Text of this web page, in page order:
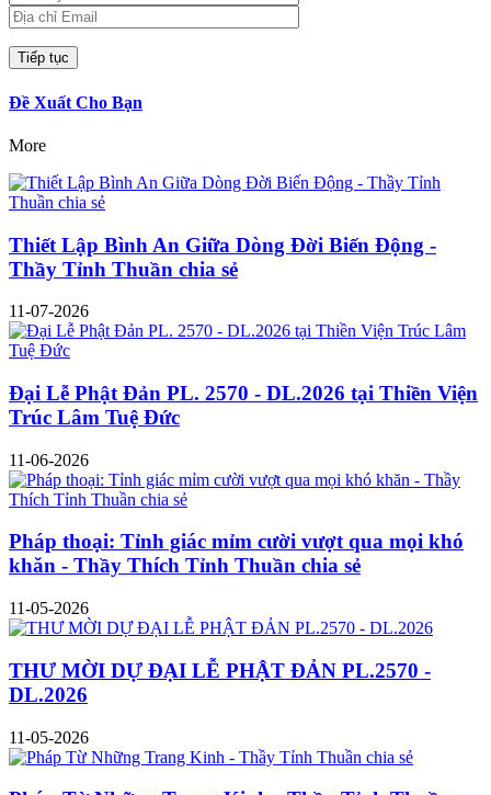
Đề Xuất Cho Bạn
More
Thiết Lập Bình An Giữa Dòng Đời Biến Động -
Thầy Tỉnh Thuần chia sẻ
11-07-2026
Đại Lễ Phật Đản PL. 2570 - DL.2026 tại Thiền Viện
Trúc Lâm Tuệ Đức
11-06-2026
Pháp thoại: Tỉnh giác mỉm cười vượt qua mọi khó
khăn - Thầy Thích Tỉnh Thuần chia sẻ
11-05-2026
THƯ MỜI DỰ ĐẠI LỄ PHẬT ĐẢN PL.2570 -
DL.2026
11-05-2026